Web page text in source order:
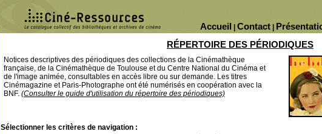
Contact
Accueil
RÉPERTOIRE DES PÉRIODIQUES
Notices descriptives des périodiques des collections de la Cinémathèque
française, de la Cinémathèque de Toulouse et du Centre National du Cinéma et
de l'image animée, consultables en accès libre ou sur demande. Les titres
Cinémagazine et Paris-Photographe ont été numérisés en coopération avec la
BNF. (Consulter le guide d'utilisation du répertoire des périodiques)
Sélectionner les critères de navigation :